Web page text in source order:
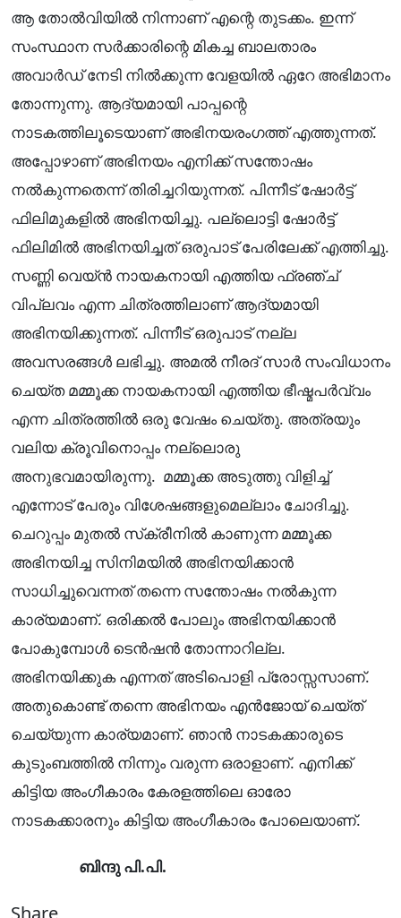
ആ തോൽവിയിൽ നിന്നാണ് എന്റെ തുടക്കം. ഇന്ന്
സംസ്ഥാന സർക്കാരിന്റെ മികച്ച ബാലതാരം
അവാർഡ് നേടി നിൽക്കുന്ന വേളയിൽ ഏറേ അഭിമാനം
തോന്നുന്നു. ആദ്യമായി പാപ്പന്റെ
നാടകത്തിലൂടെയാണ് അഭിനയരംഗത്ത് എത്തുന്നത്.
അപ്പോഴാണ് അഭിനയം എനിക്ക് സന്തോഷം
നൽകുന്നതെന്ന് തിരിച്ചറിയുന്നത്. പിന്നീട് ഷോർട്ട്
ഫിലിമുകളിൽ അഭിനയിച്ചു. പല്ലൊട്ടി ഷോർട്ട്
ഫിലിമിൽ അഭിനയിച്ചത് ഒരുപാട് പേരിലേക്ക് എത്തിച്ചു.
സണ്ണി വെയ്ൻ നായകനായി എത്തിയ ഫ്രഞ്ച്
വിപ്ലവം എന്ന ചിത്രത്തിലാണ് ആദ്യമായി
അഭിനയിക്കുന്നത്. പിന്നീട് ഒരുപാട് നല്ല
അവസരങ്ങൾ ലഭിച്ചു. അമൽ നീരദ് സാർ സംവിധാനം
ചെയ്ത മമ്മൂക്ക നായകനായി എത്തിയ ഭീഷ്മപർവ്വം
എന്ന ചിത്രത്തിൽ ഒരു വേഷം ചെയ്തു. അത്രയും
വലിയ ക്രൂവിനൊപ്പം നല്ലൊരു
അനുഭവമായിരുന്നു. മമ്മൂക്ക അടുത്തു വിളിച്ച്
എന്നോട് പേരും വിശേഷങ്ങളുമെല്ലാം ചോദിച്ചു.
ചെറുപ്പം മുതൽ സ്‌ക്രീനിൽ കാണുന്ന മമ്മൂക്ക
അഭിനയിച്ച സിനിമയിൽ അഭിനയിക്കാൻ
സാധിച്ചുവെന്നത് തന്നെ സന്തോഷം നൽകുന്ന
കാര്യമാണ്. ഒരിക്കൽ പോലും അഭിനയിക്കാൻ
പോകുമ്പോൾ ടെൻഷൻ തോന്നാറില്ല.
അഭിനയിക്കുക എന്നത് അടിപൊളി പ്രോസ്സസാണ്.
അതുകൊണ്ട് തന്നെ അഭിനയം എൻജോയ് ചെയ്ത്
ചെയ്യുന്ന കാര്യമാണ്. ഞാൻ നാടകക്കാരുടെ
കുടുംബത്തിൽ നിന്നും വരുന്ന ഒരാളാണ്. എനിക്ക്
കിട്ടിയ അംഗീകാരം കേരളത്തിലെ ഓരോ
നാടകക്കാരനും കിട്ടിയ അംഗീകാരം പോലെയാണ്.
ബിന്ദു പി.പി.
Share